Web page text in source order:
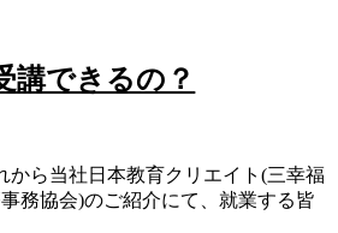
講できるの？
から当社日本教育クリエイト(三幸福
務協会)のご紹介にて、就業する皆